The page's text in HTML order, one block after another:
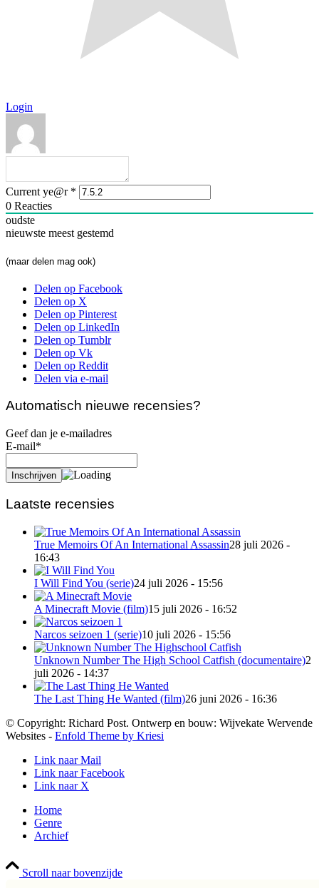
Login
Current ye@r *
0 Reacties
oudste
nieuwste meest gestemd
(maar delen mag ook)
Delen op Facebook
Delen op X
Delen op Pinterest
Delen op LinkedIn
Delen op Tumblr
Delen op Vk
Delen op Reddit
Delen via e-mail
Automatisch nieuwe recensies?
Geef dan je e-mailadres
E-mail*
Laatste recensies
True Memoirs Of An International Assassin28 juli 2026 -
16:43
I Will Find You (serie)24 juli 2026 - 15:56
A Minecraft Movie (film)15 juli 2026 - 16:52
Narcos seizoen 1 (serie)10 juli 2026 - 15:56
Unknown Number The High School Catfish (documentaire)2
juli 2026 - 14:37
The Last Thing He Wanted (film)26 juni 2026 - 16:36
© Copyright: Richard Post. Ontwerp en bouw: Wijvekate Wervende
Websites - Enfold Theme by Kriesi
Link naar Mail
Link naar Facebook
Link naar X
Home
Genre
Archief
Scroll naar bovenzijde